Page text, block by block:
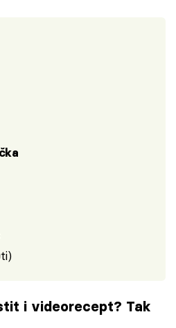
i videorecept? Tak